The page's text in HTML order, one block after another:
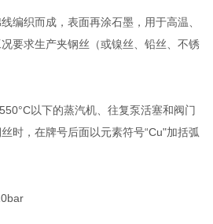
编织而成，表面再涂石墨，用于高温、
要求生产夹钢丝（或镍丝、铅丝、不锈
以下的蒸汽机、往复泵活塞和阀门
时，在牌号后面以元素符号“Cu"加括弧